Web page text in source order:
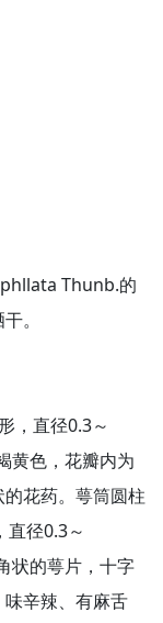
Thunb.的
。
，直径0.3～
黄色，花瓣内为
花药。萼筒圆柱
直径0.3～
状的萼片，十字
辛辣、有麻舌